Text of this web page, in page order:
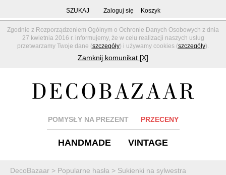
Zgodnie z Rozporządzeniem Ogólnym o Ochronie Danych Osobowych z dnia
27 kwietnia 2016 r. informujemy, że w celu realizacji naszych usług
przetwarzamy Twoje dane (szczegóły) i używamy cookies (szczegóły).
Zamknij komunikat [X]
SZUKAJ Zaloguj się Koszyk
POMYSŁY NA PREZENT PRZECENY
HANDMADE VINTAGE
DecoBazaar > Popularne hasła > Sukienki na sylwestra